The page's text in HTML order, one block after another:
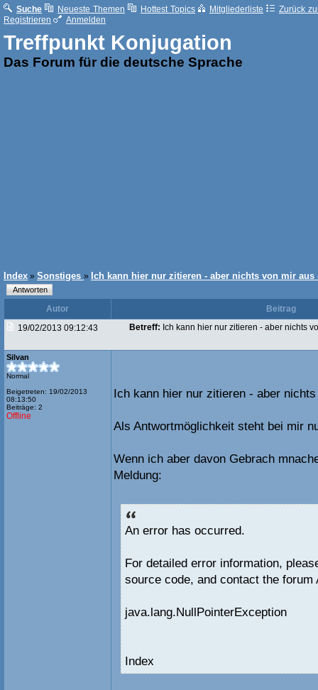
Suche Neueste Themen Hottest Topics Mitgliederliste
Zurück
Registrieren
Anmelden
Treffpunkt Konjugation
Das Forum für die deutsche Sprache
Index » Sonstiges » Ich kann hier nur zitieren - aber nichts von mir aus
Autor
Beitrag
19/02/2013 09:12:43
Betreff: Ich kann hier nur zitieren - aber nichts
Silvan
Normal
Beigetreten: 19/02/2013
08:13:50
Beiträge: 2
Offline
Ich kann hier nur zitieren - aber
Als Antwortmöglichkeit steht bei mir
Wenn ich aber davon Gebrach
Meldung:
An error has occurred.
For detailed error information,
source code, and contact the forum
java.lang.NullPointerException
Index